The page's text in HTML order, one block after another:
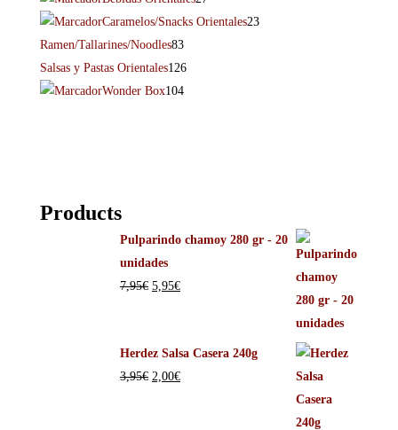
Caramelos/Snacks Orientales23
Ramen/Tallarines/Noodles83
Salsas y Pastas Orientales126
Wonder Box104
Products
Pulparindo chamoy 280 gr - 20
unidades
7,95€ 5,95€
Herdez Salsa Casera 240g
3,95€ 2,00€